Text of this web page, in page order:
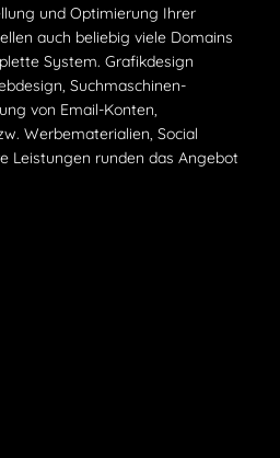
und Optimierung Ihrer
auch beliebig viele Domains
System. Grafikdesign
Suchmaschinen­
von Email-Konten,
Werbematerialien, Social
Leistungen runden das Angebot